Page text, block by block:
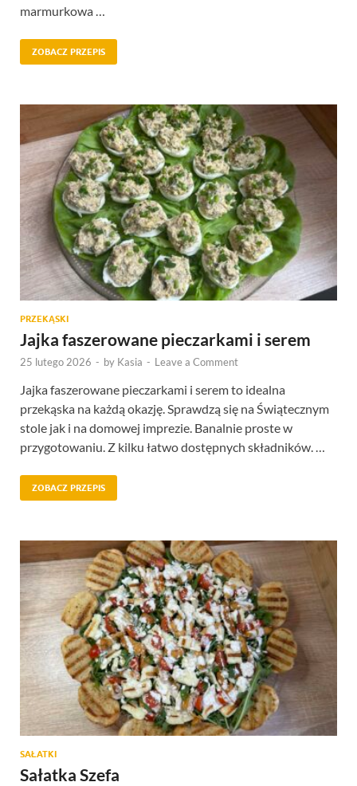
marmurkowa …
ZOBACZ PRZEPIS
PRZEKĄSKI
Jajka faszerowane pieczarkami i serem
25 lutego 2026 - by Kasia - Leave a Comment
Jajka faszerowane pieczarkami i serem to idealna
przekąska na każdą okazję. Sprawdzą się na Świątecznym
stole jak i na domowej imprezie. Banalnie proste w
przygotowaniu. Z kilku łatwo dostępnych składników. …
ZOBACZ PRZEPIS
SAŁATKI
Sałatka Szefa